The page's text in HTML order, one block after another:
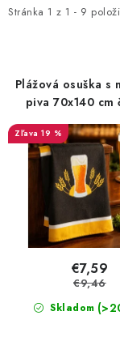
PRODUKTY
BEZ ZÁSOBY, K
OBLEČENÍ A
DROGERIE A
DÍLNA A STAVBA
DIELŇA A STAVBA
ZÁBAVA A KNIHY
i
d
u
Stránka 1 z 1 - 9
e
e
r
o
Plážová osuška s
piva 70x140 cm
19 %
Skladom
€7,59
€9,46